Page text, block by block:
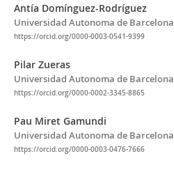
Antía Domínguez-Rodríguez
Universidad Autonoma de Barcelona
https://orcid.org/0000-0003-0541-9399
Pilar Zueras
Universidad Autonoma de Barcelona
https://orcid.org/0000-0002-3345-8865
Pau Miret Gamundi
Universidad Autonoma de Barcelona
https://orcid.org/0000-0003-0476-7666